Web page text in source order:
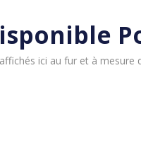
ici au fur et à mesure